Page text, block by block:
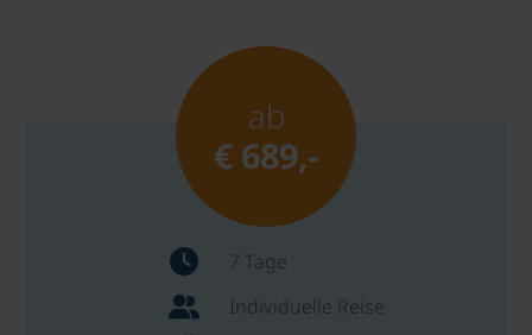
ab
€ 689,-
7 Tage
Individuelle Reise